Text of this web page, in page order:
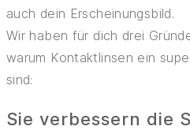
auch dein Erscheinungsbild.
Wir haben für dich drei
warum Kontaktlinsen ein
sind:
Sie verbessern die